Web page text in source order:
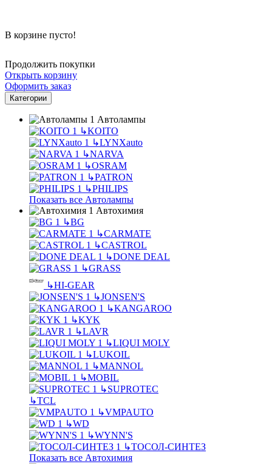
В корзине пусто!
Продолжить покупки
Открыть корзину
Оформить заказ
Категории
Автолампы
↳KOITO
↳LYNXauto
↳NARVA
↳OSRAM
↳PATRON
↳PHILIPS
Показать все Автолампы
Автохимия
↳BG
↳CARMATE
↳CASTROL
↳DONE DEAL
↳GRASS
↳HI-GEAR
↳JONSEN'S
↳KANGAROO
↳KYK
↳LAVR
↳LIQUI MOLY
↳LUKOIL
↳MANNOL
↳MOBIL
↳SUPROTEC
↳TCL
↳VMPAUTO
↳WD
↳WYNN'S
↳ТОСОЛ-СИНТЕЗ
Показать все Автохимия